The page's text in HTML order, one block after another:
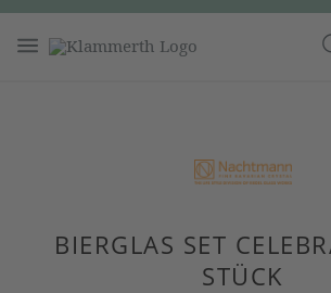
BIERGLAS SET
STÜCK